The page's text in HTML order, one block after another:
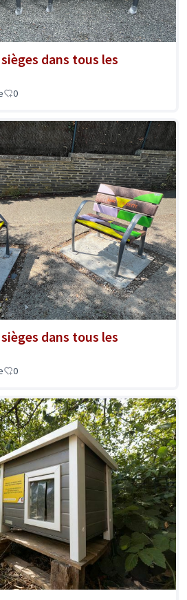
dans tous les
0
dans tous les
0